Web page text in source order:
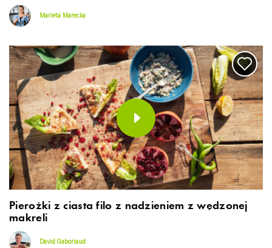
Marieta Marecka
Pierożki z ciasta filo z nadzieniem z wędzonej
makreli
David Gaboriaud